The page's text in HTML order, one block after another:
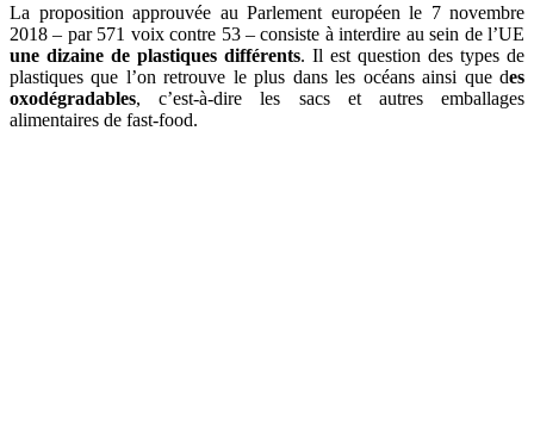
La proposition approuvée au Parlement européen le 7 novembre
2018 – par 571 voix contre 53 – consiste à interdire au sein de l’UE
une dizaine de plastiques différents. Il est question des types de
plastiques que l’on retrouve le plus dans les océans ainsi que des
oxodégradables, c’est-à-dire les sacs et autres emballages
alimentaires de fast-food.